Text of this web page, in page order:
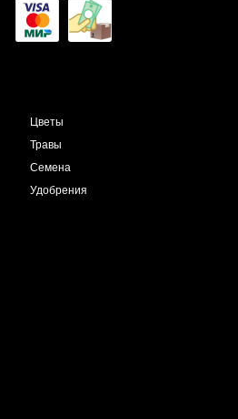
Цветы
Травы
Семена
Удобрения